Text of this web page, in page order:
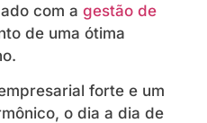
com a gestão de
de uma ótima
forte e um
o dia a dia de